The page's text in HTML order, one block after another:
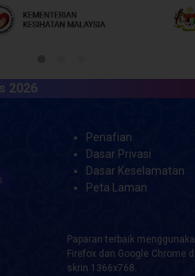
Penafian
Dasar Privasi
Dasar Keselamatan
Peta Laman
Paparan terbaik
Firefox dan Google Chrome
skrin 1366x768.